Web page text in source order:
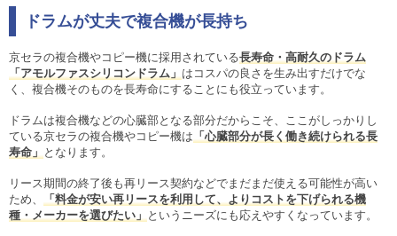
ドラムが丈夫で複合機が長持ち
京セラの複合機やコピー機に採用されている長寿命・高耐久のドラム
「アモルファスシリコンドラム」 はコスパの良さを生み出すだけでな
く、複合機そのものを長寿命にすることにも役立っています。
ドラムは複合機などの心臓部となる部分だからこそ、ここがしっかりし
ている京セラの複合機やコピー機は 「心臓部分が長く働き続けられる長
寿命」 となります。
リース期間の終了後も再リース契約などでまだまだ使える可能性が高い
ため、
「料金が安い再リースを利用して、よりコストを下げられる機
種・メーカーを選びたい」 というニーズにも応えやすくなっています。